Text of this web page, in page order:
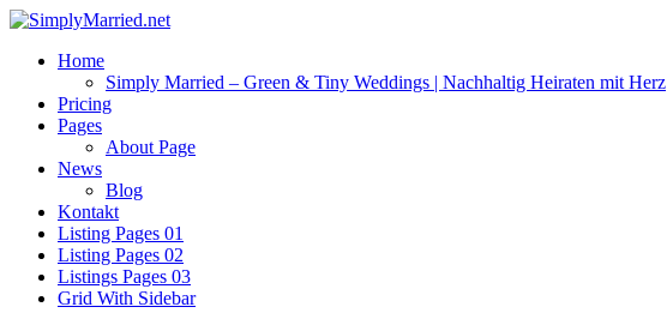
Home
Simply Married – Green & Tiny Weddings | Nachhaltig Heiraten mit Herz
Pricing
Pages
About Page
News
Blog
Kontakt
Listing Pages 01
Listing Pages 02
Listings Pages 03
Grid With Sidebar